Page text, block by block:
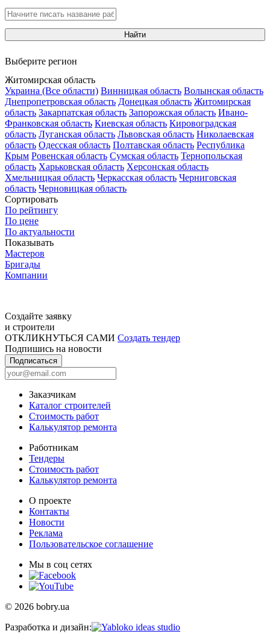
Найти
Выберите регион
Житомирская область
Украина (Все области) Винницкая область Волынская область
Днепропетровская область Донецкая область Житомирская
область Закарпатская область Запорожская область Ивано-
Франковская область Киевская область Кировоградская
область Луганская область Львовская область Николаевская
область Одесская область Полтавская область Республика
Крым Ровенская область Сумская область Тернопольская
область Харьковская область Херсонская область
Хмельницкая область Черкасская область Черниговская
область Черновицкая область
Сортировать
По рейтингу
По цене
По актуальности
Показывать
Мастеров
Бригады
Компании
Создайте заявку
и строители
ОТКЛИКНУТЬСЯ САМИ Создать тендер
Подпишись на новости
Подписаться
Заказчикам
Каталог строителей
Стоимость работ
Калькулятор ремонта
Работникам
Тендеры
Стоимость работ
Калькулятор ремонта
О проекте
Контакты
Новости
Реклама
Пользовательское соглашение
Мы в соц сетях
© 2026 bobry.ua
Разработка и дизайн: